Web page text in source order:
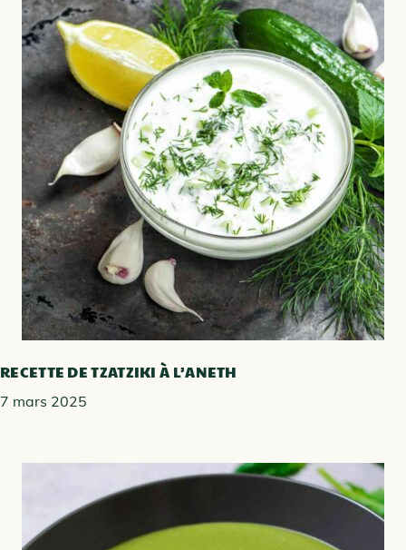
RECETTE DE TZATZIKI À L’ANETH
7 mars 2025